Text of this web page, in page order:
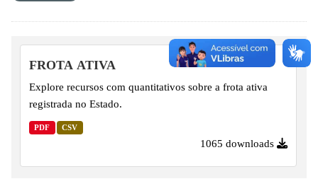
FROTA ATIVA
Explore recursos com quantitativos sobre a frota ativa
registrada no Estado.
PDF CSV
1065 downloads